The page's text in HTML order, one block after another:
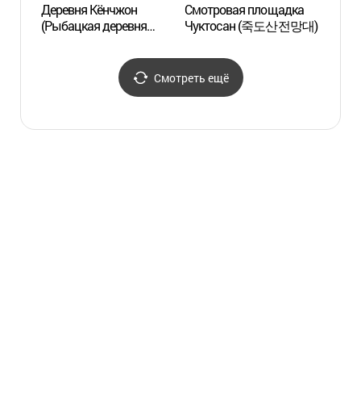
Деревня Кёнчжон
(Рыбацкая деревня
(차유어촌체험마을))
Смотровая площадка
Чуктосан (죽도산전망대)
Смотреть ещё